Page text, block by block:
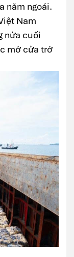
năm ngoái.
Nam
nửa cuối
mở cửa trở